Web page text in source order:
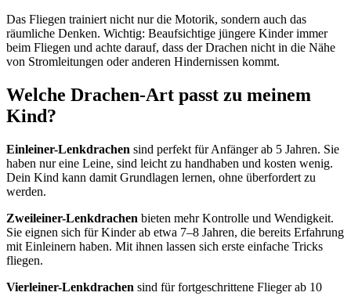
Das Fliegen trainiert nicht nur die Motorik, sondern auch das
räumliche Denken. Wichtig: Beaufsichtige jüngere Kinder immer
beim Fliegen und achte darauf, dass der Drachen nicht in die Nähe
von Stromleitungen oder anderen Hindernissen kommt.
Welche Drachen-Art passt zu meinem
Kind?
Einleiner-Lenkdrachen sind perfekt für Anfänger ab 5 Jahren. Sie
haben nur eine Leine, sind leicht zu handhaben und kosten wenig.
Dein Kind kann damit Grundlagen lernen, ohne überfordert zu
werden.
Zweileiner-Lenkdrachen bieten mehr Kontrolle und Wendigkeit.
Sie eignen sich für Kinder ab etwa 7–8 Jahren, die bereits Erfahrung
mit Einleinern haben. Mit ihnen lassen sich erste einfache Tricks
fliegen.
Vierleiner-Lenkdrachen sind für fortgeschrittene Flieger ab 10